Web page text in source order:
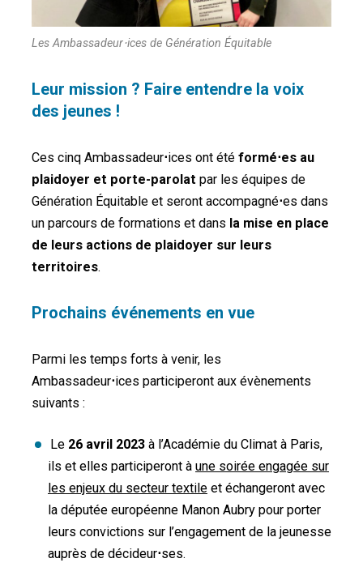
Les Ambassadeur⋅ices de Génération Équitable
Leur mission ? Faire entendre la voix
des jeunes !
Ces cinq Ambassadeur⋅ices ont été formé⋅es au
plaidoyer et porte-parolat par les équipes de
Génération Équitable et seront accompagné⋅es dans
un parcours de formations et dans la mise en place
de leurs actions de plaidoyer sur leurs
territoires.
Prochains événements en vue
Parmi les temps forts à venir, les
Ambassadeur⋅ices participeront aux évènements
suivants :
Le 26 avril 2023 à l’Académie du Climat à Paris,
ils et elles participeront à une soirée engagée sur
les enjeux du secteur textile et échangeront avec
la députée européenne Manon Aubry pour porter
leurs convictions sur l’engagement de la jeunesse
auprès de décideur⋅ses.